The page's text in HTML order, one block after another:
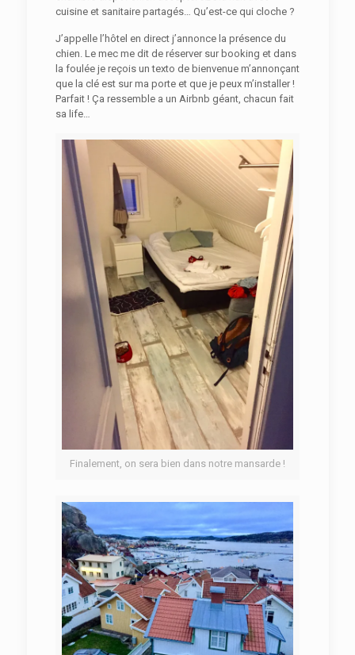
cuisine et sanitaire partagés… Qu’est-ce qui cloche ?
J’appelle l’hôtel en direct j’annonce la présence du
chien. Le mec me dit de réserver sur booking et dans
la foulée je reçois un texto de bienvenue m’annonçant
que la clé est sur ma porte et que je peux m’installer !
Parfait ! Ça ressemble a un Airbnb géant, chacun fait
sa life…
Finalement, on sera bien dans notre mansarde !